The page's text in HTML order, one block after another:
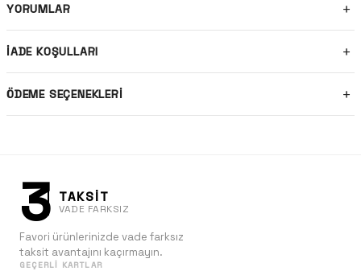
YORUMLAR
İADE KOŞULLARI
ÖDEME SEÇENEKLERI
3 TAKSİT
VADE FARKSIZ
Favori ürünlerinizde vade farksız
taksit avantajını kaçırmayın.
GEÇERLI KARTLAR